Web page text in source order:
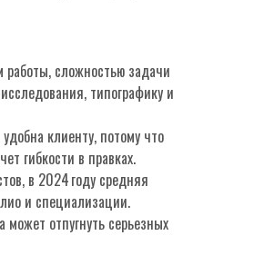
работы, сложностью задачи
типографику и
клиенту, потому что
гибкости в правках.
в 2024 году средняя
и специализации.
отпугнуть серьезных